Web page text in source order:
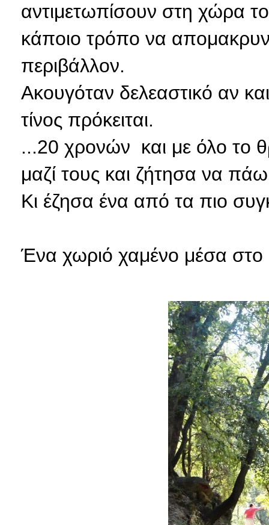
αντιμετωπίσουν στη χώρα
κάποιο τρόπο να
περιβάλλον.
Ακουγόταν δελεαστικό αν
τίνος πρόκειται.
...20 χρονών και με όλο το
μαζί τους και ζήτησα να
Κι έζησα ένα από τα πιο
Ένα χωριό χαμένο μέσα στο